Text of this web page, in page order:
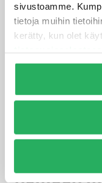
sivustoamme.
tietoja muihin
kerätty, kun olet
Rakennuksen
tulee myös
riittävä etäisyys
asianmukainen
nousua
nopeasti
Miten
homeen